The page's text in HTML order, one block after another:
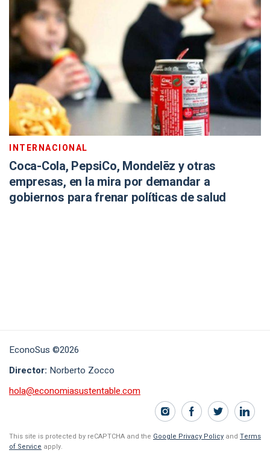
INTERNACIONAL
Coca-Cola, PepsiCo, Mondelēz y otras
empresas, en la mira por demandar a
gobiernos para frenar políticas de salud
EconoSus ©2026
Director: Norberto Zocco
hola@economiasustentable.com
This site is protected by reCAPTCHA and the Google Privacy Policy and Terms
of Service apply.